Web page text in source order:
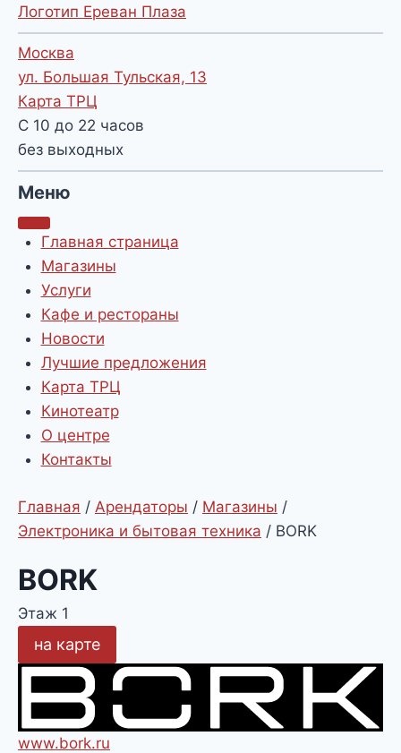
Логотип Ереван Плаза
Москва
ул. Большая Тульская, 13
Карта ТРЦ
С 10 до 22 часов
без выходных
Меню
Главная страница
Магазины
Услуги
Кафе и рестораны
Новости
Лучшие предложения
Карта ТРЦ
Кинотеатр
О центре
Контакты
Главная / Арендаторы / Магазины /
Электроника и бытовая техника / BORK
BORK
Этаж 1
на карте
www.bork.ru